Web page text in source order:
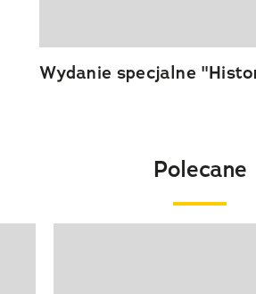
Wydanie specjalne
Polecane